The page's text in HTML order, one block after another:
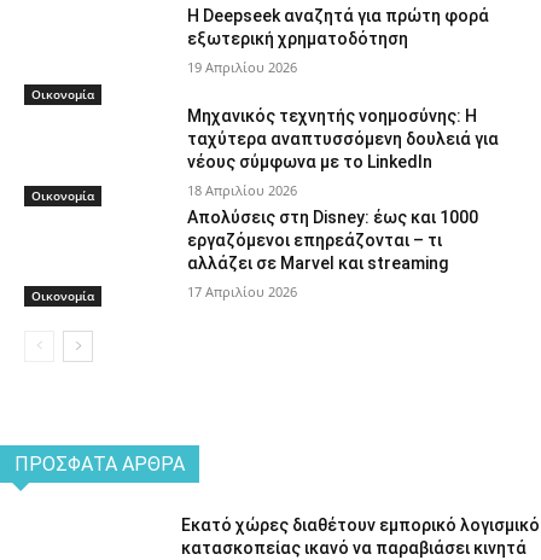
Οικονομία
Η Deepseek αναζητά για πρώτη φορά
εξωτερική χρηματοδότηση
19 Απριλίου 2026
Οικονομία
Μηχανικός τεχνητής νοημοσύνης: Η
ταχύτερα αναπτυσσόμενη δουλειά για
νέους σύμφωνα με το LinkedIn
18 Απριλίου 2026
Οικονομία
Απολύσεις στη Disney: έως και 1000
εργαζόμενοι επηρεάζονται – τι
αλλάζει σε Marvel και streaming
17 Απριλίου 2026
ΠΡΌΣΦΑΤΑ ΆΡΘΡΑ
Εκατό χώρες διαθέτουν εμπορικό λογισμικό
κατασκοπείας ικανό να παραβιάσει κινητά